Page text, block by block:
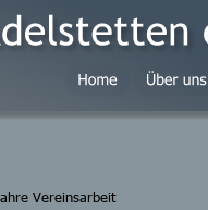
Vereinsarbeit